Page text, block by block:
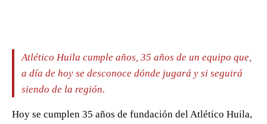
Atlético Huila cumple años, 35 años de un equipo que,
a día de hoy se desconoce dónde jugará y si seguirá
siendo de la región.
Hoy se cumplen 35 años de fundación del Atlético Huila,